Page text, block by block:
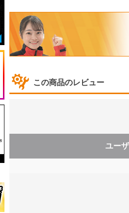
この商品のレビュー
ユー